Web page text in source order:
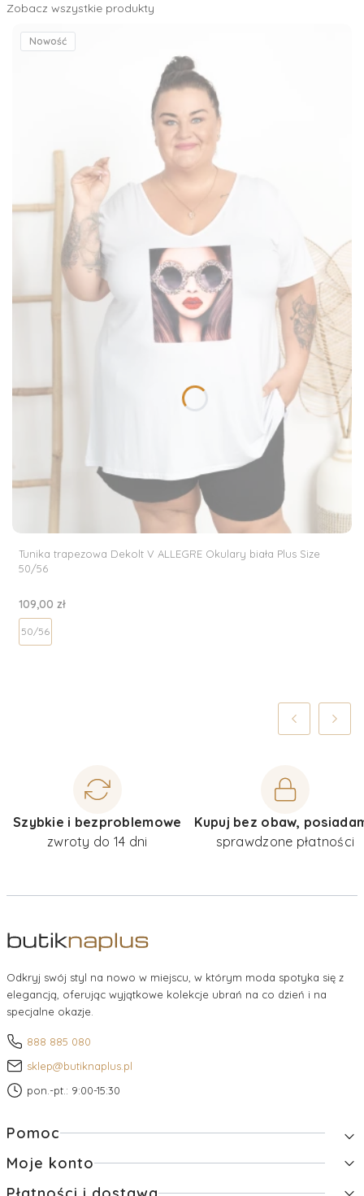
Zobacz wszystkie produkty
Nowość
Tunika trapezowa Dekolt V ALLEGRE Okulary biała Plus Size
50/56
Cena
109,00 zł
50/56
Szybkie i bezproblemowe
zwroty do 14 dni
Kupuj bez obaw,
sprawdzone płatności
Odkryj swój styl na nowo w miejscu, w którym moda spotyka się z
elegancją, oferując wyjątkowe kolekcje ubrań na co dzień i na
specjalne okazje.
888 885 080
sklep@butiknaplus.pl
pon.-pt.: 9:00-15:30
Linki w stopce
Pomoc
Zwroty i reklamacje
Moje konto
Twoje zamówienia